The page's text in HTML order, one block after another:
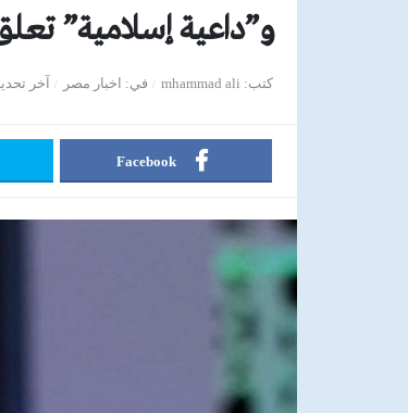
و”داعية إسلامية”
كتب mhammad ali في اخبار مصر آخر
Facebook